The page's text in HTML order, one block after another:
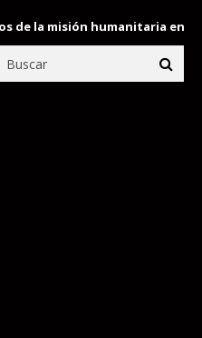
misión humanitaria enviada a